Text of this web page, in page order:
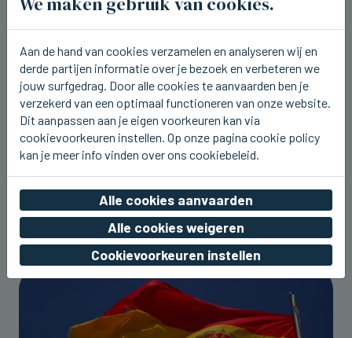
Aan de hand van cookies verzamelen en analyseren wij en
derde partijen informatie over je bezoek en verbeteren we
jouw surfgedrag. Door alle cookies te aanvaarden ben je
verzekerd van een optimaal functioneren van onze website.
Dit aanpassen aan je eigen voorkeuren kan via
cookievoorkeuren instellen. Op onze pagina cookie policy
kan je meer info vinden over ons cookiebeleid.
Alle cookies aanvaarden
Alle cookies weigeren
Cookievoorkeuren instellen